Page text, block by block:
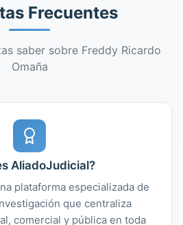
Frecuentes
saber sobre Freddy Ricardo
Omaña
AliadoJudicial?
plataforma especializada de
que centraliza
comercial y pública en toda